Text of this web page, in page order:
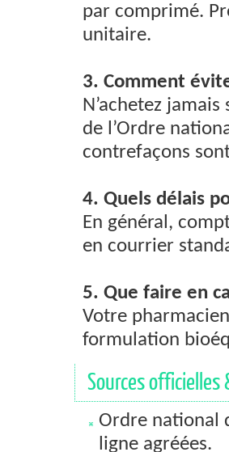
par comprimé.
unitaire.
3. Comment
N’achetez
de l’Ordre
contrefaçons
4. Quels délais
En général,
en courrier
5. Que faire en
Votre
formulation
Sources officielles
Ordre national
ligne agréées.